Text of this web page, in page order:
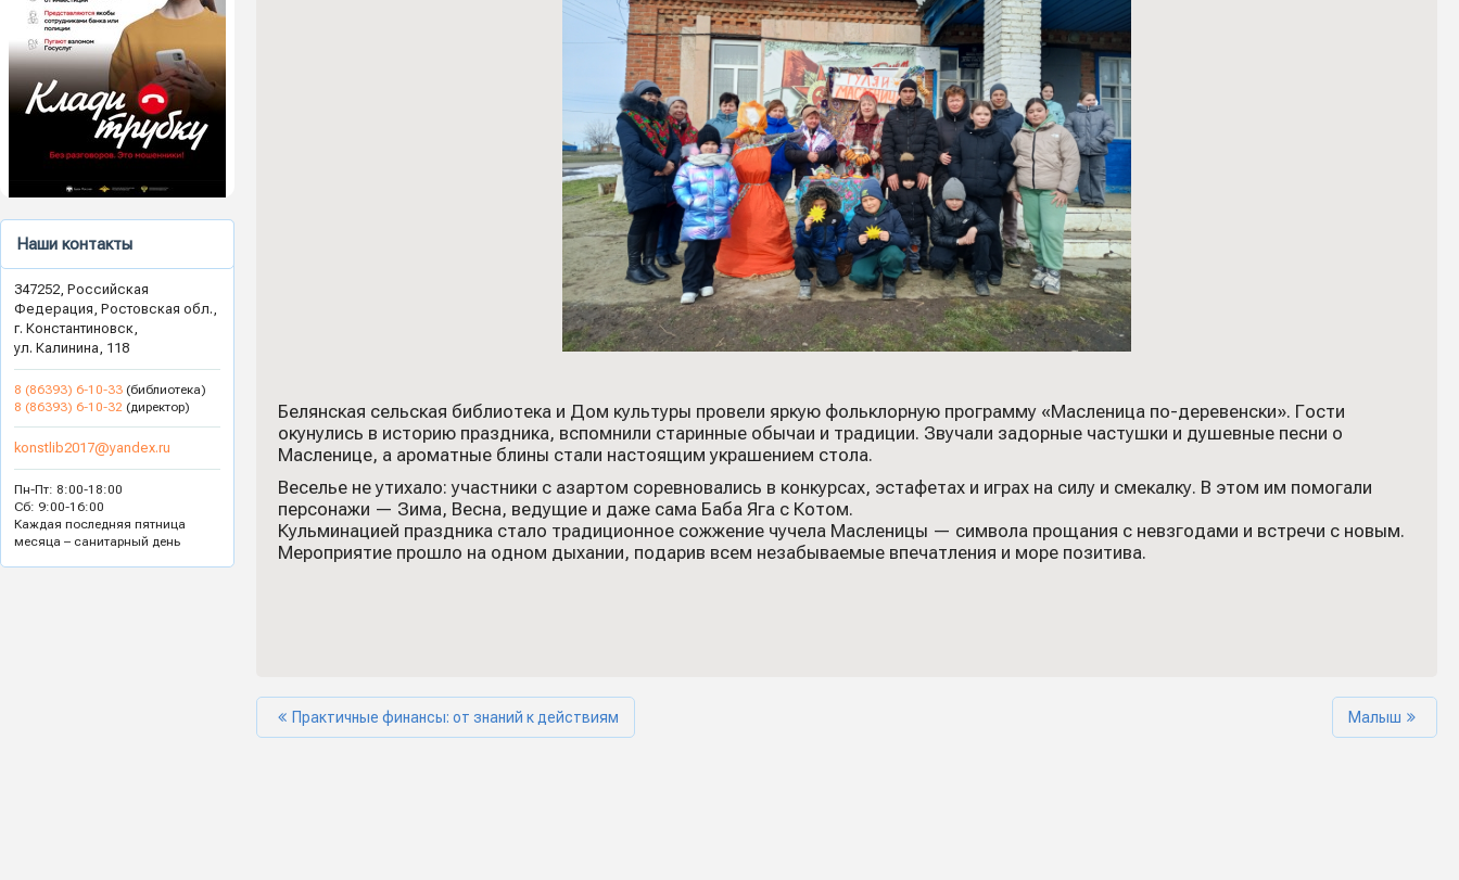
Наши контакты
347252, Российская
Федерация, Ростовская обл.,
г. Константиновск,
ул. Калинина, 118
8 (86393) 6-10-33 (библиотека)
8 (86393) 6-10-32 (директор)
konstlib2017@yandex.ru
Пн-Пт: 8:00-18:00
Сб: 9:00-16:00
Каждая последняя пятница
месяца – санитарный день
Белянская сельская библиотека и Дом культуры провели яркую фольклорную программу «Масленица по-деревенски». Гости
окунулись в историю праздника, вспомнили старинные обычаи и традиции. Звучали задорные частушки и душевные песни о
Масленице, а ароматные блины стали настоящим украшением стола.
Веселье не утихало: участники с азартом соревновались в конкурсах, эстафетах и играх на силу и смекалку. В этом им помогали
персонажи — Зима, Весна, ведущие и даже сама Баба Яга с Котом.
Кульминацией праздника стало традиционное сожжение чучела Масленицы — символа прощания с невзгодами и встречи с новым.
Мероприятие прошло на одном дыхании, подарив всем незабываемые впечатления и море позитива.
Практичные финансы: от знаний к действиям Малыш